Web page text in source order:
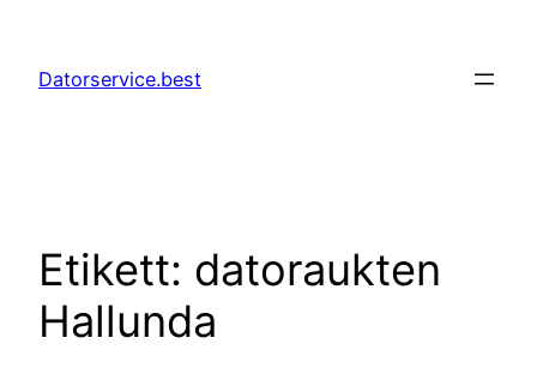
innehåll
Datorservice.best
Etikett: datoraukten
Hallunda